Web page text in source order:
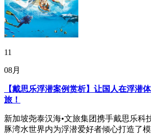
11
08月
【戴思乐浮潜案例赏析】让国人在浮潜
旅！
新加坡尧泰汉海•文旅集团携手戴思乐科
豚湾水世界内为浮潜爱好者倾心打造了